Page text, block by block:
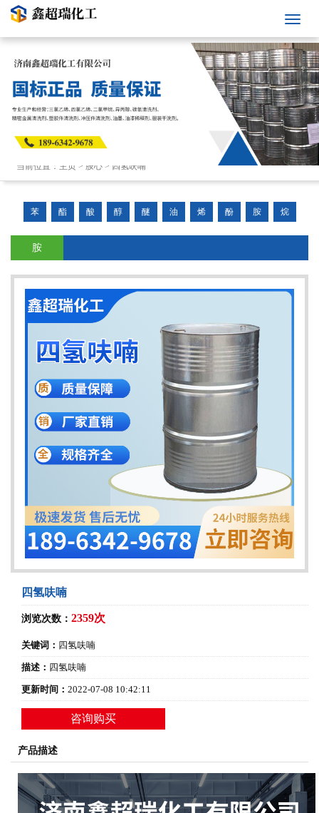
当前位置： 主页 > 胺心 > 四氢呋喃
苯 酯 酸 醇 醚 油 烯 酚 胺 烷
胺
四氢呋喃
浏览次数： 2359次
关键词： 四氢呋喃
描述： 四氢呋喃
更新时间： 2022-07-08 10:42:11
咨询购买
产品描述